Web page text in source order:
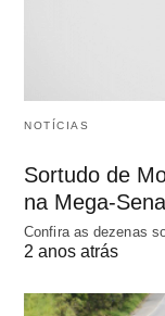
NOTÍCIAS
Sortudo de
na Mega-Sena
Confira as dezenas
2 anos atrás